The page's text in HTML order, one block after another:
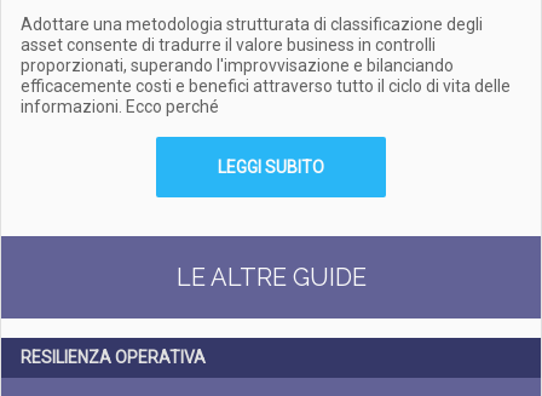
Adottare una metodologia strutturata di classificazione degli
asset consente di tradurre il valore business in controlli
proporzionati, superando l'improvvisazione e bilanciando
efficacemente costi e benefici attraverso tutto il ciclo di vita delle
informazioni. Ecco perché
LEGGI SUBITO
LE ALTRE GUIDE
RESILIENZA OPERATIVA